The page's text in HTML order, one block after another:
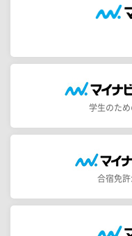
学生のた
合宿免